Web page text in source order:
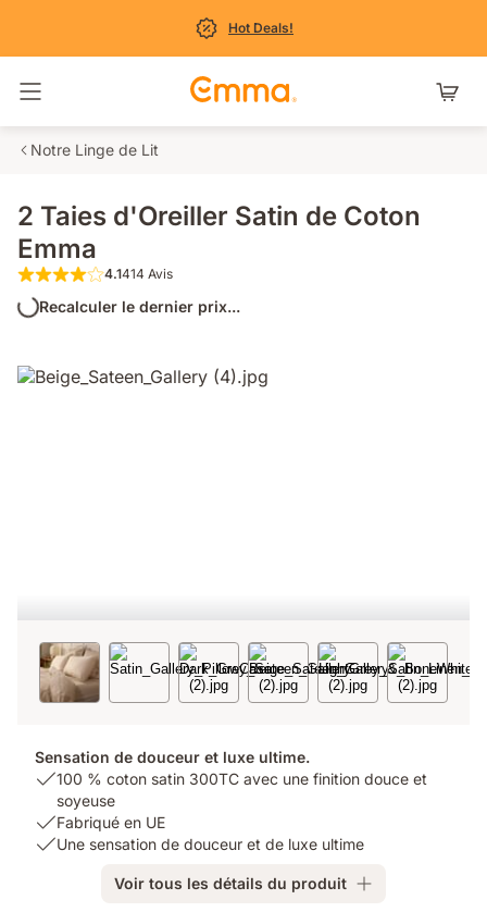
Hot Deals!
Basculer la navigation
Notre Linge de Lit
2 Taies d'Oreiller Satin de Coton
Emma
4.1 étoiles sur 5 414 Avis
4.1414 Avis
Recalculer le dernier prix...
Sensation de douceur et luxe ultime.
USP
100
%
100 % coton satin 300TC avec une finition douce et
soyeuse
USP
2:
Fabriqué en UE
USPUne sensation de douceur et de luxe ultime
Voir tous les détails du produit